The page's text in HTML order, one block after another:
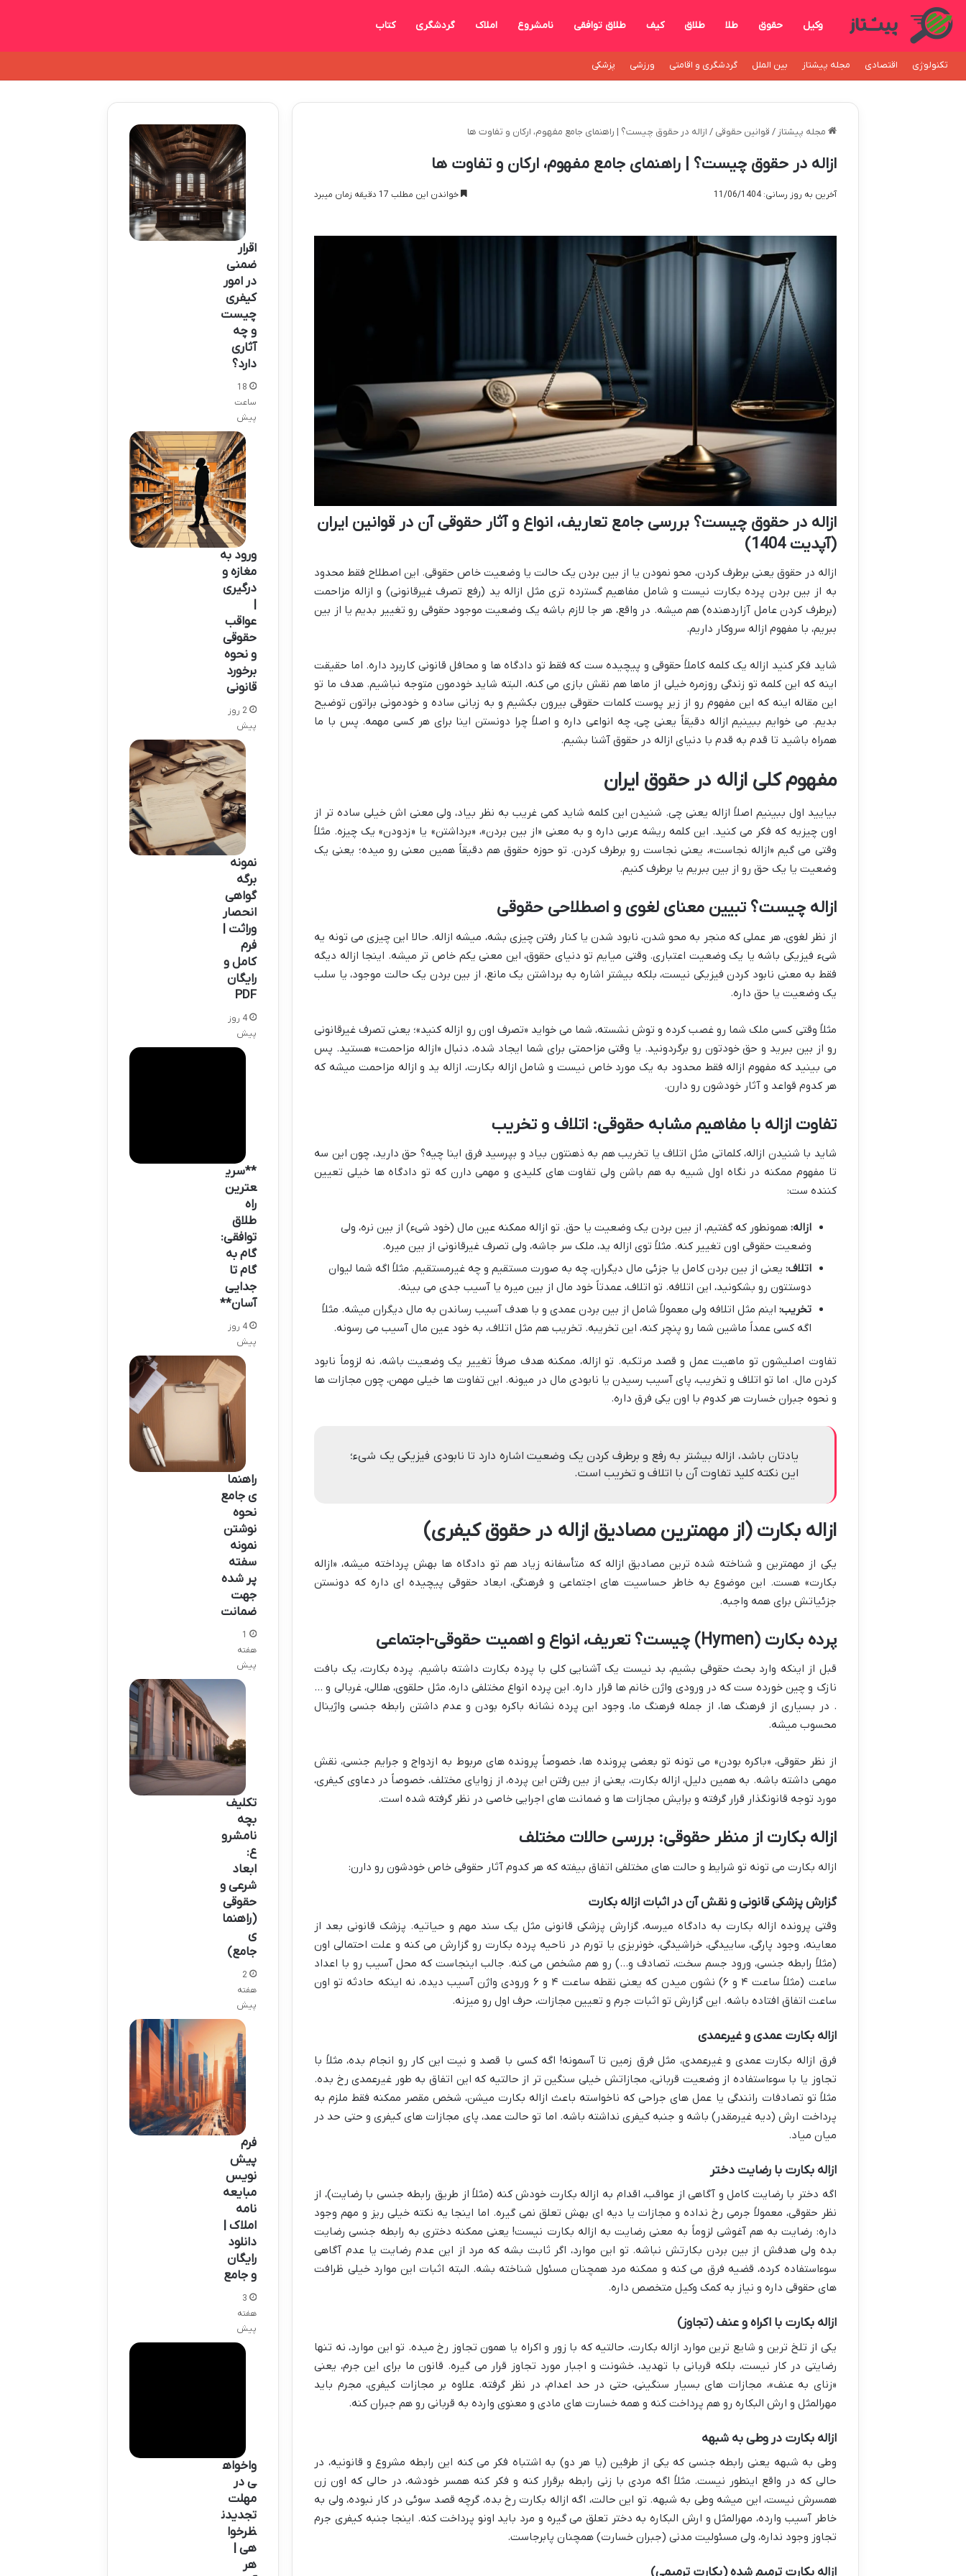
وکیل حقوق طلا طلاق کیف طلاق توافقی نامشروع املاک گردشگری کتاب
تکنولوژی اقتصادی مجله پیشتاز بین الملل گردشگری و اقامتی ورزشی پزشکی
مجله پیشتاز / قوانین حقوقی / ازاله در حقوق چیست؟ | راهنمای جامع مفهوم، ارکان و تفاوت ها
ازاله در حقوق چیست؟ | راهنمای جامع مفهوم، ارکان و تفاوت ها
آخرین به روز رسانی: 11/06/1404 خواندن این مطلب 17 دقیقه زمان میبرد
ازاله در حقوق چیست؟ بررسی جامع تعاریف، انواع و آثار حقوقی آن در قوانین ایران
(آپدیت 1404)
ازاله در حقوق یعنی برطرف کردن، محو نمودن یا از بین بردن یک حالت یا وضعیت خاص حقوقی. این اصطلاح فقط محدود
به از بین بردن پرده بکارت نیست و شامل مفاهیم گسترده تری مثل ازاله ید (رفع تصرف غیرقانونی) و ازاله مزاحمت
(برطرف کردن عامل آزاردهنده) هم میشه. در واقع، هر جا لازم باشه یک وضعیت موجود حقوقی رو تغییر بدیم یا از بین
ببریم، با مفهوم ازاله سروکار داریم.
شاید فکر کنید ازاله یک کلمه کاملاً حقوقی و پیچیده ست که فقط تو دادگاه ها و محافل قانونی کاربرد داره. اما حقیقت
اینه که این کلمه تو زندگی روزمره خیلی از ماها هم نقش بازی می کنه، البته شاید خودمون متوجه نباشیم. هدف ما تو
این مقاله اینه که این مفهوم رو از زیر پوست کلمات حقوقی بیرون بکشیم و به زبانی ساده و خودمونی براتون توضیح
بدیم. می خوایم ببینیم ازاله دقیقاً یعنی چی، چه انواعی داره و اصلاً چرا دونستن اینا برای هر کسی مهمه. پس با ما
همراه باشید تا قدم به قدم با دنیای ازاله در حقوق آشنا بشیم.
مفهوم کلی ازاله در حقوق ایران
بیایید اول ببینیم اصلاً ازاله یعنی چی. شنیدن این کلمه شاید کمی غریب به نظر بیاد، ولی معنی اش خیلی ساده تر از
اون چیزیه که فکر می کنید. این کلمه ریشه عربی داره و به معنی «از بین بردن»، «برداشتن» یا «زدودن» یک چیزه. مثلاً
وقتی می گیم «ازاله نجاست»، یعنی نجاست رو برطرف کردن. تو حوزه حقوق هم دقیقاً همین معنی رو میده؛ یعنی یک
وضعیت یا یک حق رو از بین ببریم یا برطرف کنیم.
ازاله چیست؟ تبیین معنای لغوی و اصطلاحی حقوقی
از نظر لغوی، هر عملی که منجر به محو شدن، نابود شدن یا کنار رفتن چیزی بشه، میشه ازاله. حالا این چیزی می تونه یه
شیء فیزیکی باشه یا یک وضعیت اعتباری. وقتی میایم تو دنیای حقوق، این معنی یکم خاص تر میشه. اینجا ازاله دیگه
فقط به معنی نابود کردن فیزیکی نیست، بلکه بیشتر اشاره به برداشتن یک مانع، از بین بردن یک حالت موجود، یا سلب
یک وضعیت یا حق داره.
مثلاً وقتی کسی ملک شما رو غصب کرده و توش نشسته، شما می خواید «تصرف اون رو ازاله کنید»؛ یعنی تصرف غیرقانونی
رو از بین ببرید و حق خودتون رو برگردونید. یا وقتی مزاحمتی برای شما ایجاد شده، دنبال «ازاله مزاحمت» هستید. پس
می بینید که مفهوم ازاله فقط محدود به یک مورد خاص نیست و شامل ازاله بکارت، ازاله ید و ازاله مزاحمت میشه که
هر کدوم قواعد و آثار خودشون رو دارن.
تفاوت ازاله با مفاهیم مشابه حقوقی: اتلاف و تخریب
شاید با شنیدن ازاله، کلماتی مثل اتلاف یا تخریب هم به ذهنتون بیاد و بپرسید فرق اینا چیه؟ حق دارید، چون این سه
تا مفهوم ممکنه در نگاه اول شبیه به هم باشن ولی تفاوت های کلیدی و مهمی دارن که تو دادگاه ها خیلی تعیین
کننده ست:
ازاله: همونطور که گفتیم، از بین بردن یک وضعیت یا حق. تو ازاله ممکنه عین مال (خود شیء) از بین نره، ولی
وضعیت حقوقی اون تغییر کنه. مثلاً توی ازاله ید، ملک سر جاشه، ولی تصرف غیرقانونی از بین میره.
اتلاف: یعنی از بین بردن کامل یا جزئی مال دیگران، چه به صورت مستقیم و چه غیرمستقیم. مثلاً اگه شما لیوان
دوستتون رو بشکونید، این اتلافه. تو اتلاف، عمدتاً خود مال از بین میره یا آسیب جدی می بینه.
تخریب: اینم مثل اتلافه ولی معمولاً شامل از بین بردن عمدی و با هدف آسیب رساندن به مال دیگران میشه. مثلاً
اگه کسی عمداً ماشین شما رو پنچر کنه، این تخریبه. تخریب هم مثل اتلاف، به خود عین مال آسیب می رسونه.
تفاوت اصلیشون تو ماهیت عمل و قصد مرتکبه. تو ازاله، ممکنه هدف صرفاً تغییر یک وضعیت باشه، نه لزوماً نابود
کردن مال. اما تو اتلاف و تخریب، پای آسیب رسیدن یا نابودی مال در میونه. این تفاوت ها خیلی مهمن، چون مجازات ها
و نحوه جبران خسارت هر کدوم با اون یکی فرق داره.
یادتان باشد، ازاله بیشتر به رفع و برطرف کردن یک وضعیت اشاره دارد تا نابودی فیزیکی یک شیء؛
این نکته کلید تفاوت آن با اتلاف و تخریب است.
ازاله بکارت (از مهمترین مصادیق ازاله در حقوق کیفری)
یکی از مهمترین و شناخته شده ترین مصادیق ازاله که متأسفانه زیاد هم تو دادگاه ها بهش پرداخته میشه، «ازاله
بکارت» هست. این موضوع به خاطر حساسیت های اجتماعی و فرهنگی، ابعاد حقوقی پیچیده ای داره که دونستن
جزئیاتش برای همه واجبه.
پرده بکارت (Hymen) چیست؟ تعریف، انواع و اهمیت حقوقی-اجتماعی
قبل از اینکه وارد بحث حقوقی بشیم، بد نیست یک آشنایی کلی با پرده بکارت داشته باشیم. پرده بکارت، یک بافت
نازک و چین خورده ست که در ورودی واژن خانم ها قرار داره. این پرده انواع مختلفی داره، مثل حلقوی، هلالی، غربالی و …
. در بسیاری از فرهنگ ها، از جمله فرهنگ ما، وجود این پرده نشانه باکره بودن و عدم داشتن رابطه جنسی واژینال
محسوب میشه.
از نظر حقوقی، «باکره بودن» می تونه تو بعضی پرونده ها، خصوصاً پرونده های مربوط به ازدواج و جرایم جنسی، نقش
مهمی داشته باشه. به همین دلیل، ازاله بکارت، یعنی از بین رفتن این پرده، از زوایای مختلف، خصوصاً در دعاوی کیفری،
مورد توجه قانونگذار قرار گرفته و برایش مجازات ها و ضمانت های اجرایی خاصی در نظر گرفته شده است.
ازاله بکارت از منظر حقوقی: بررسی حالات مختلف
ازاله بکارت می تونه تو شرایط و حالت های مختلفی اتفاق بیفته که هر کدوم آثار حقوقی خاص خودشون رو دارن:
گزارش پزشکی قانونی و نقش آن در اثبات ازاله بکارت
وقتی پرونده ازاله بکارت به دادگاه میرسه، گزارش پزشکی قانونی مثل یک سند مهم و حیاتیه. پزشک قانونی بعد از
معاینه، وجود پارگی، ساییدگی، خراشیدگی، خونریزی یا تورم در ناحیه پرده بکارت رو گزارش می کنه و علت احتمالی اون
(مثلاً رابطه جنسی، ورود جسم سخت، تصادف و…) رو هم مشخص می کنه. جالب اینجاست که محل آسیب رو با اعداد
ساعت (مثلاً ساعت ۴ و ۶) نشون میدن که یعنی نقطه ساعت ۴ و ۶ ورودی واژن آسیب دیده، نه اینکه حادثه تو اون
ساعت اتفاق افتاده باشه. این گزارش تو اثبات جرم و تعیین مجازات، حرف اول رو میزنه.
ازاله بکارت عمدی و غیرعمدی
فرق ازاله بکارت عمدی و غیرعمدی، مثل فرق زمین تا آسمونه! اگه کسی با قصد و نیت این کار رو انجام بده، مثلاً با
تجاوز یا با سوءاستفاده از وضعیت قربانی، مجازاتش خیلی سنگین تر از حالتیه که این اتفاق به طور غیرعمدی رخ بده.
مثلاً تو تصادفات رانندگی یا عمل های جراحی که ناخواسته باعث ازاله بکارت میشن، شخص مقصر ممکنه فقط ملزم به
پرداخت ارش (دیه غیرمقدر) باشه و جنبه کیفری نداشته باشه. اما تو حالت عمد، پای مجازات های کیفری و حتی حد در
میان میاد.
ازاله بکارت با رضایت دختر
اگه دختر با رضایت کامل و آگاهی از عواقب، اقدام به ازاله بکارت خودش کنه (مثلاً از طریق رابطه جنسی با رضایت)، از
نظر حقوقی، معمولاً جرمی رخ نداده و مجازات یا دیه ای بهش تعلق نمی گیره. اما اینجا یه نکته خیلی ریز و مهم وجود
داره: رضایت به هم آغوشی لزوماً به معنی رضایت به ازاله بکارت نیست! یعنی ممکنه دختری به رابطه جنسی رضایت
بده ولی هدفش از بین بردن بکارتش نباشه. تو این موارد، اگر ثابت بشه که مرد از این عدم رضایت یا عدم آگاهی
سوءاستفاده کرده، قضیه فرق می کنه و ممکنه مرد همچنان مسئول شناخته بشه. البته اثبات این موارد خیلی ظرافت
های حقوقی داره و نیاز به کمک وکیل متخصص داره.
ازاله بکارت با اکراه و عنف (تجاوز)
یکی از تلخ ترین و شایع ترین موارد ازاله بکارت، حالتیه که با زور و اکراه یا همون تجاوز رخ میده. تو این موارد، نه تنها
رضایتی در کار نیست، بلکه قربانی با تهدید، خشونت و اجبار مورد تجاوز قرار می گیره. قانون ما برای این جرم، یعنی
«زنای به عنف»، مجازات های بسیار سنگینی، حتی در حد اعدام، در نظر گرفته. علاوه بر مجازات کیفری، مجرم باید
مهرالمثل و ارش البکاره رو هم پرداخت کنه و همه خسارت های مادی و معنوی وارده به قربانی رو هم جبران کنه.
ازاله بکارت در وطی به شبهه
وطی به شبهه یعنی رابطه جنسی که یکی از طرفین (یا هر دو) به اشتباه فکر می کنه این رابطه مشروع و قانونیه، در
حالی که در واقع اینطور نیست. مثلاً اگه مردی با زنی رابطه برقرار کنه و فکر کنه همسر خودشه، در حالی که اون زن
همسرش نیست، این میشه وطی به شبهه. تو این حالت، اگه ازاله بکارت رخ بده، گرچه قصد سوئی در کار نبوده، ولی به
خاطر آسیب وارده، مهرالمثل و ارش البکاره به دختر تعلق می گیره و مرد باید اونو پرداخت کنه. اینجا جنبه کیفری جرم
تجاوز وجود نداره، ولی مسئولیت مدنی (جبران خسارت) همچنان پابرجاست.
ازاله بکارت ترمیم شده (بکارت ترمیمی)
اقرار
ضمنی
در امور
کیفری
چیست
و چه
آثاری
دارد؟
18
ساعت
پیش
ورود به
مغازه و
درگیری
|
عواقب
حقوقی
و نحوه
برخورد
قانونی
2 روز
پیش
نمونه
برگه
گواهی
انحصار
وراثت |
فرم
کامل و
رایگان
PDF
4 روز
پیش
**سری
عترین
راه
طلاق
توافقی:
گام به
گام تا
جدایی
آسان**
4 روز
پیش
راهنما
ی جامع
نحوه
نوشتن
نمونه
سفته
پر شده
جهت
ضمانت
1
هفته
پیش
تکلیف
بچه
نامشرو
ع:
ابعاد
شرعی و
حقوقی
(راهنما
ی
جامع)
2
هفته
پیش
فرم
پیش
نویس
مبایعه
نامه
املاک |
دانلود
رایگان
و جامع
3
هفته
پیش
واخواه
ی در
مهلت
تجدیدن
ظرخوا
هی |
هر